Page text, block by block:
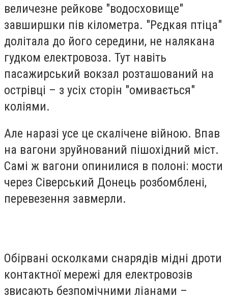
величезне рейкове "водосховище"
завширшки пів кілометра. "Рєдкая птіца"
долітала до його середини, не налякана
гудком електровоза. Тут навіть
пасажирський вокзал розташований на
острівці – з усіх сторін "омивається"
коліями.
Але наразі усе це скалічене війною. Впав
на вагони зруйнований пішохідний міст.
Самі ж вагони опинилися в полоні: мости
через Сіверський Донець розбомблені,
перевезення завмерли.
Обірвані осколками снарядів мідні дроти
контактної мережі для електровозів
звисають безпомічними ліанами –